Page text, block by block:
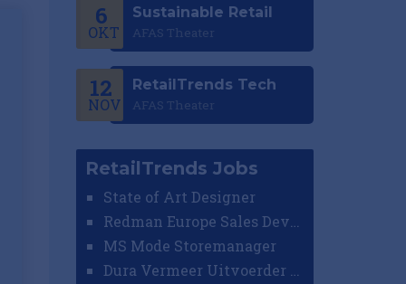
6
OKT
Sustainable Retail
AFAS Theater
12
NOV
RetailTrends Tech
AFAS Theater
RetailTrends Jobs
State of Art Designer
MS Mode Storemanager